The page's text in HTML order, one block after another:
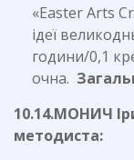
«Easter Arts
ідеї
години/0,1
очна.
10.14.МОНИЧ
методиста: